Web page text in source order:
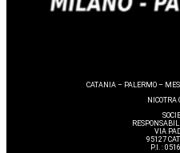
CATANIA – PALERMO –
NICOTRA
VIA
95127
P.I. :